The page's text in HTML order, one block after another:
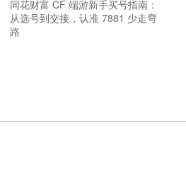
同花财富 CF 端游新手买号指南：
从选号到交接，认准 7881 少走弯
路